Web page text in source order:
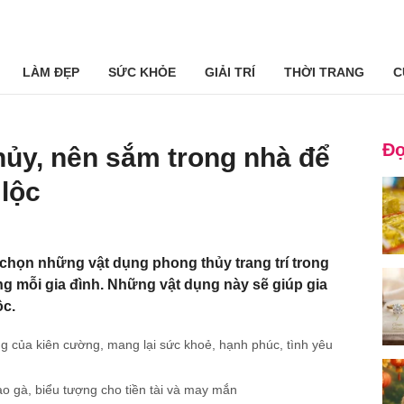
LÀM ĐẸP SỨC KHỎE GIẢI TRÍ THỜI TRANG
nên sắm trong nhà để
những vật dụng phong thủy trang trí trong
mỗi gia đình. Những vật dụng này sẽ giúp gia
của kiên cường, mang lại sức khoẻ, hạnh phúc, tình yêu
gà, biểu tượng cho tiền tài và may mắn